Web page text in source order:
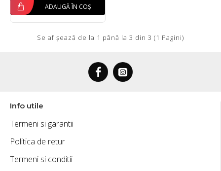
ADAUGĂ ÎN COȘ
Se afişează de la 1 până la 3 din 3 (1 Pagini)
Info utile
Termeni si garantii
Politica de retur
Termeni si conditii